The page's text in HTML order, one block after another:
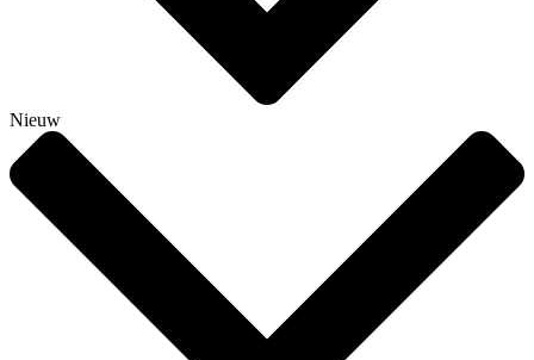
Nieuw